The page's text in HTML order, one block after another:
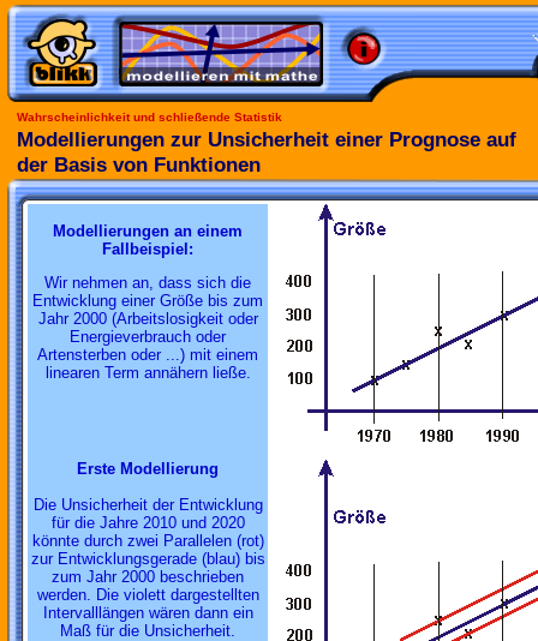
Wahrscheinlichkeit und schließende Statistik
Modellierungen zur Unsicherheit einer Prognose auf
der Basis von Funktionen
Modellierungen an einem
Fallbeispiel:
Wir nehmen an, dass sich die
Entwicklung einer Größe bis zum
Jahr 2000 (Arbeitslosigkeit oder
Energieverbrauch oder
Artensterben oder ...) mit einem
linearen Term annähern ließe.
Erste Modellierung
Die Unsicherheit der Entwicklung
für die Jahre 2010 und 2020
könnte durch zwei Parallelen (rot)
zur Entwicklungsgerade (blau) bis
zum Jahr 2000 beschrieben
werden. Die violett dargestellten
Intervalllängen wären dann ein
Maß für die Unsicherheit.